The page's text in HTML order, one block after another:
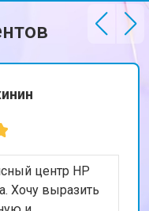
центр HP
Хочу выразить